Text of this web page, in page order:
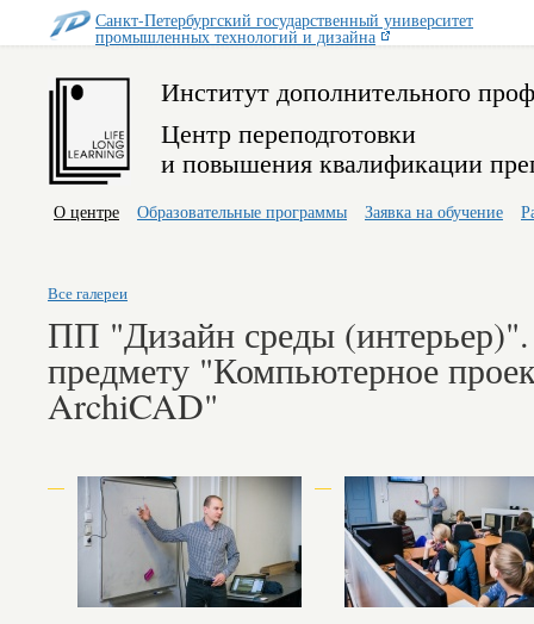
Санкт-Петербургский государственный университет
промышленных технологий и дизайна
Институт дополнительного
Центр переподготовки
и повышения квалификации
О центре Образовательные программы Заявка на обучение
Все галереи
ПП "Дизайн среды (интерьер)".
предмету "Компьютерное
ArchiCAD"